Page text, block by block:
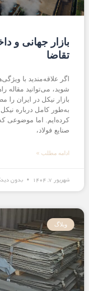
بازار جهانی و
تقاضا
اگر علاقه‌مندید با
شوید، می‌توانید مقاله
بازار نیکل در ایران
به‌طور کامل درباره
کرده‌ایم. اما موضوعی
صنایع فولاد،
ادامه مطلب »
شهریور ۷, ۱۴۰۴ بدون
وبلاگ